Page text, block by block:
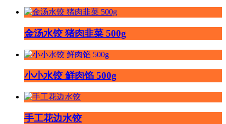
金汤水饺 猪肉韭菜 500g
小小水饺 鲜肉馅 500g
手工花边水饺